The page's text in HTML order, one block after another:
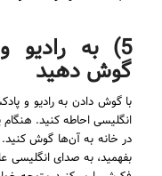
5) به رادیو
گوش دهید
با گوش دادن به رادیو و
انگلیسی احاطه کنید.
در خانه به آن‌ها گوش
بفهمید، به صدای انگلیسی